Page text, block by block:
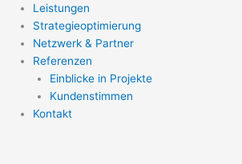
Leistungen
Strategieoptimierung
Netzwerk & Partner
Referenzen
Einblicke in Projekte
Kundenstimmen
Kontakt